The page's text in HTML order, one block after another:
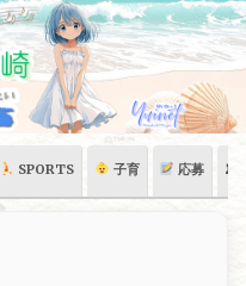
SPORTS 子育 応募 🏛